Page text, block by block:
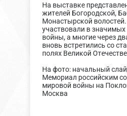
На выставке
жителей Богородской,
Монастырской
участвовали в
войны, а многие через
вновь встретились со
полях Великой
На фото: начальный
Мемориал российским
мировой войны на
Москва